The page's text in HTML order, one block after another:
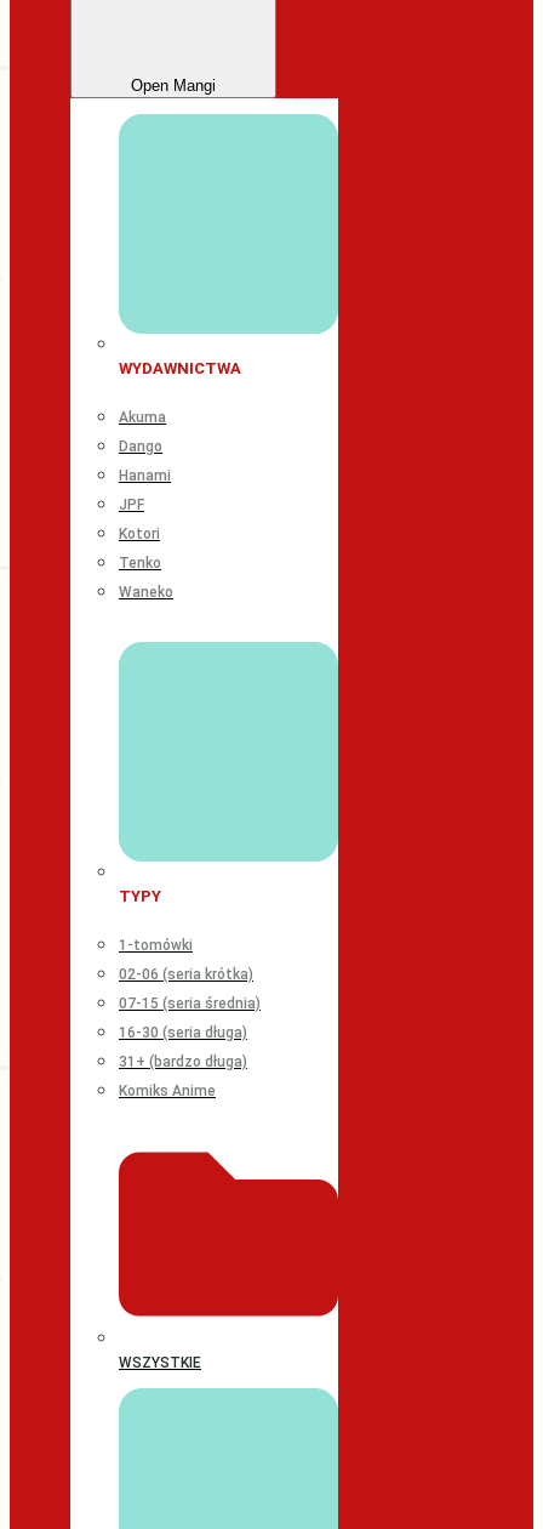
Open Mangi
WYDAWNICTWA
Akuma
Dango
Hanami
JPF
Kotori
Tenko
Waneko
TYPY
1-tomówki
02-06 (seria krótka)
07-15 (seria średnia)
16-30 (seria długa)
31+ (bardzo długa)
Komiks Anime
WSZYSTKIE